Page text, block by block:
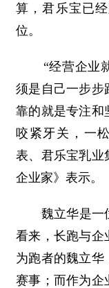
算，君乐宝已
位。
“经营企业就
须是自己一步步
靠的就是专注和
咬紧牙关，一
表、君乐宝乳业
企业家》表示。
魏立华是一位
看来，长跑与企
为跑者的魏立华
赛事；而作为企